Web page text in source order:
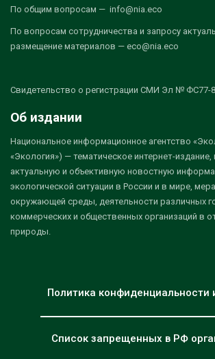
По общим вопросам — info@nia.eco
По вопросам сотрудничества и запросу
размещение материалов — eco@nia.eco
Свидетельство о регистрации СМИ Эл № ФС77-
Об издании
Национальное информационное агентство
«Экология») — тематическое интернет-
актуальную и объективную новостную
экологической ситуации в России и в мире,
окружающей среды, деятельности различных
коммерческих и общественных организаций в
природы.
Политика конфиденциальности
Список запрещенных в РФ